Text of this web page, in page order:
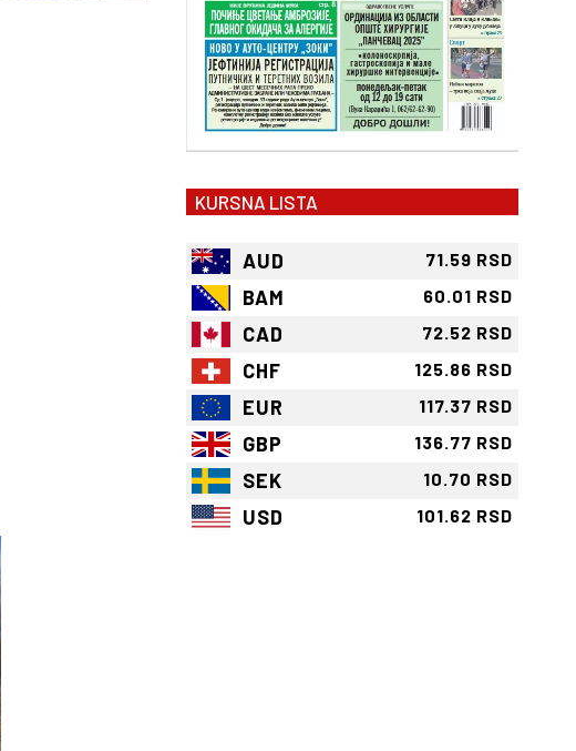
KURSNA LISTA
AUD 71.59 RSD
BAM 60.01 RSD
CAD 72.52 RSD
CHF 125.86 RSD
EUR 117.37 RSD
GBP 136.77 RSD
SEK 10.70 RSD
USD 101.62 RSD